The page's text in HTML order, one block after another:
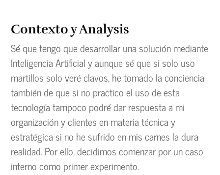
Contexto y Analysis
Sé que tengo que desarrollar una solución mediante
Inteligencia Artificial y aunque sé que si solo uso
martillos solo veré clavos, he tomado la conciencia
también de que si no practico el uso de esta
tecnología tampoco podré dar respuesta a mi
organización y clientes en materia técnica y
estratégica si no he sufrido en mis carnes la dura
realidad. Por ello, decidimos comenzar por un caso
interno como primer experimento.